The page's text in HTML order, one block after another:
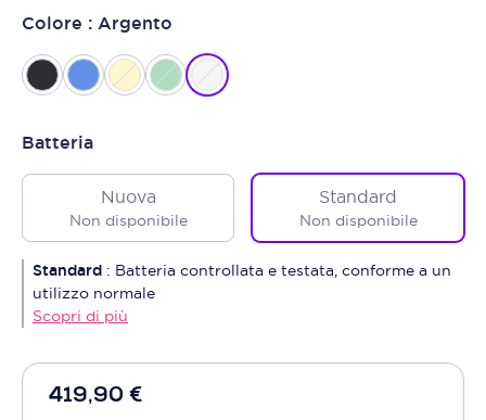
419,90 €
Colore : Argento
Batteria
Nuova
Non disponibile
Standard
Non disponibile
Standard : Batteria controllata e testata, conforme a un
utilizzo normale
Scopri di più